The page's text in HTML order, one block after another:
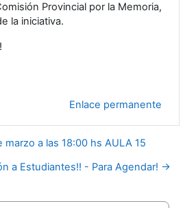
Provincial por la Memoria,
la iniciativa.
Enlace permanente
a las 18:00 hs AULA 15
a Estudiantes!! - Para Agendar! →